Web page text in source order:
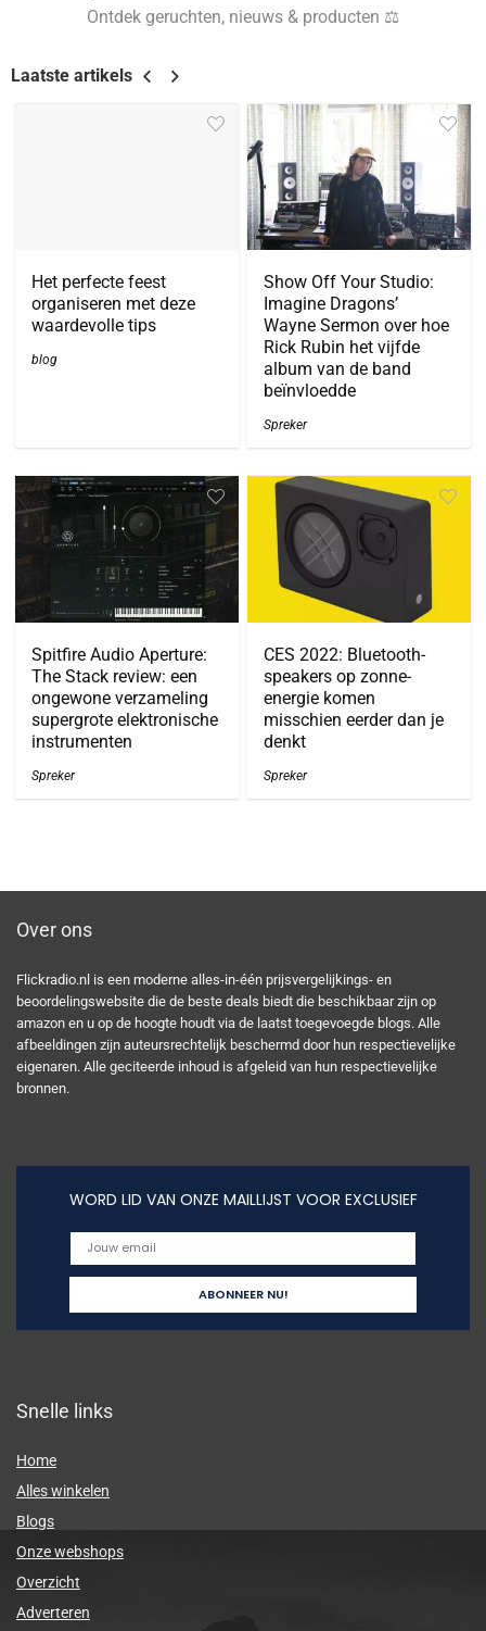
Ontdek geruchten, nieuws & producten ⚖
Laatste artikels
Het perfecte feest
organiseren met deze
waardevolle tips
blog
Show Off Your Studio:
Imagine Dragons’
Wayne Sermon over hoe
Rick Rubin het vijfde
album van de band
beïnvloedde
Spreker
Spitfire Audio Aperture:
The Stack review: een
ongewone verzameling
supergrote elektronische
instrumenten
Spreker
CES 2022: Bluetooth-
speakers op zonne-
energie komen
misschien eerder dan je
denkt
Spreker
Over ons
Flickradio.nl is een moderne alles-in-één prijsvergelijkings- en
beoordelingswebsite die de beste deals biedt die beschikbaar zijn op
amazon en u op de hoogte houdt via de laatst toegevoegde blogs. Alle
afbeeldingen zijn auteursrechtelijk beschermd door hun respectievelijke
eigenaren. Alle geciteerde inhoud is afgeleid van hun respectievelijke
bronnen.
WORD LID VAN ONZE MAILLIJST VOOR EXCLUSIEF
Snelle links
Home
Alles winkelen
Blogs
Onze webshops
Overzicht
Adverteren